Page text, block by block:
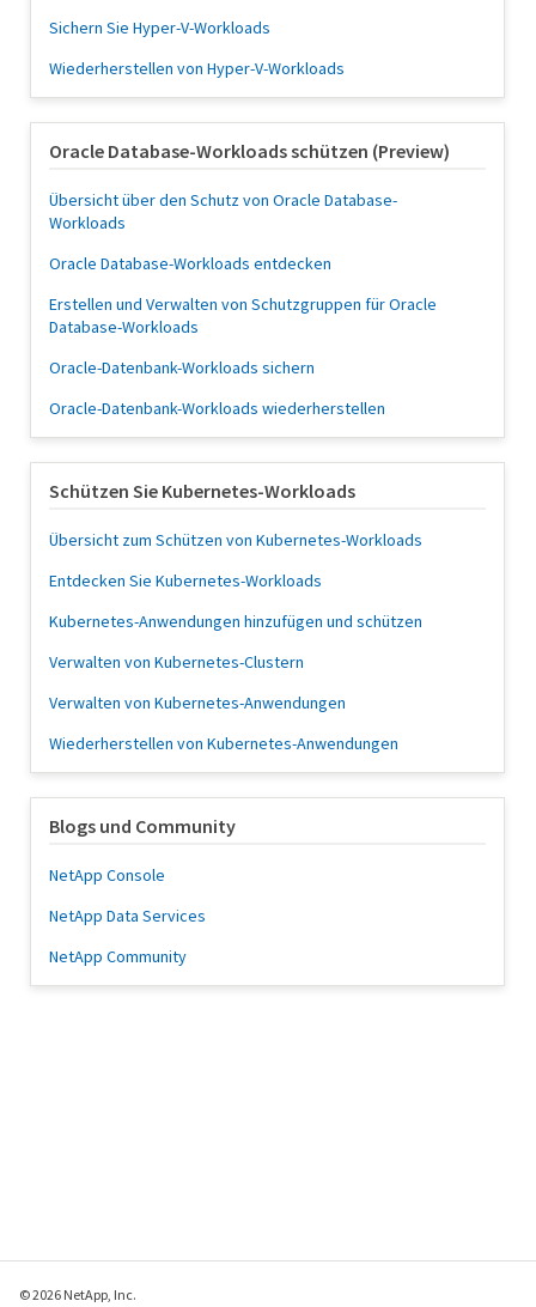
Sichern Sie Hyper-V-Workloads
Wiederherstellen von Hyper-V-Workloads
Oracle Database-Workloads schützen (Preview)
Übersicht über den Schutz von Oracle Database-
Workloads
Oracle Database-Workloads entdecken
Erstellen und Verwalten von Schutzgruppen für Oracle
Database-Workloads
Oracle-Datenbank-Workloads sichern
Oracle-Datenbank-Workloads wiederherstellen
Schützen Sie Kubernetes-Workloads
Übersicht zum Schützen von Kubernetes-Workloads
Entdecken Sie Kubernetes-Workloads
Kubernetes-Anwendungen hinzufügen und schützen
Verwalten von Kubernetes-Clustern
Verwalten von Kubernetes-Anwendungen
Wiederherstellen von Kubernetes-Anwendungen
Blogs und Community
NetApp Console
NetApp Data Services
NetApp Community
© 2026 NetApp, Inc.